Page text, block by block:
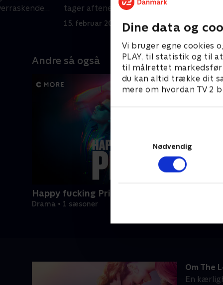
Dine data og
Vi bruger egne cookies
PLAY, til statistik og til
til målrettet
du kan altid trække dit
mere om hvordan TV 2
Nødvendig
tager aftenen en uventet og
ubehagelig drejning
15. februar 2024 • 26 min
Andre så også
Happy fucking Pride
Drama • 1 sæsoner
Om The
En